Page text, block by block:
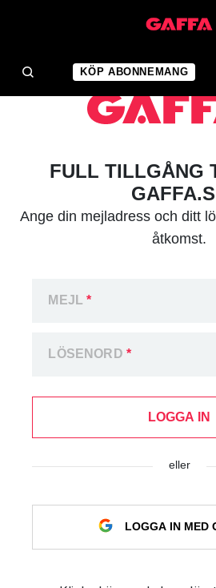
KÖP ABONNEMANG
FULL TILLGÅNG
Ange din mejladress och ditt
åtkomst.
MEJL*
LÖSENORD *
LOGGA IN
eller
LOGGA IN MED